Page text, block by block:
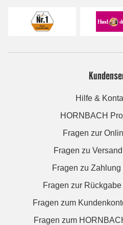
Hilfe &
HORNBACH
Fragen zur
Fragen zu
Fragen zu
Fragen zur
Fragen zum
Fragen zum